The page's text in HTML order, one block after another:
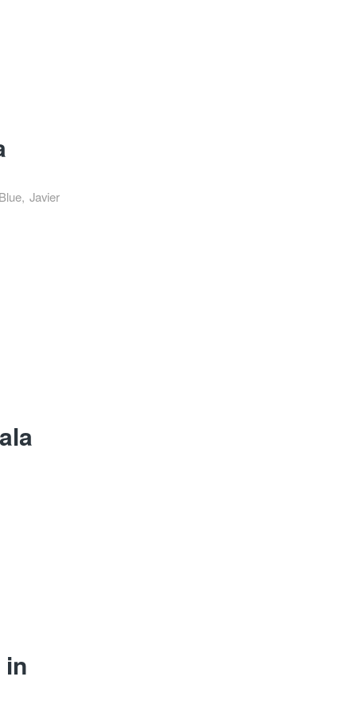
Javier
in